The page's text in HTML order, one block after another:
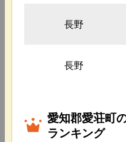
長野
長野
愛知郡愛荘町
ランキング